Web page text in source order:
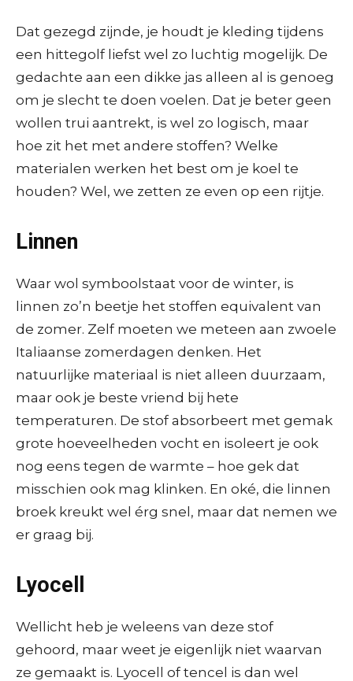
Dat gezegd zijnde, je houdt je kleding tijdens
een hittegolf liefst wel zo luchtig mogelijk. De
gedachte aan een dikke jas alleen al is genoeg
om je slecht te doen voelen. Dat je beter geen
wollen trui aantrekt, is wel zo logisch, maar
hoe zit het met andere stoffen? Welke
materialen werken het best om je koel te
houden? Wel, we zetten ze even op een rijtje.
Linnen
Waar wol symboolstaat voor de winter, is
linnen zo’n beetje het stoffen equivalent van
de zomer. Zelf moeten we meteen aan zwoele
Italiaanse zomerdagen denken. Het
natuurlijke materiaal is niet alleen duurzaam,
maar ook je beste vriend bij hete
temperaturen. De stof absorbeert met gemak
grote hoeveelheden vocht en isoleert je ook
nog eens tegen de warmte – hoe gek dat
misschien ook mag klinken. En oké, die linnen
broek kreukt wel érg snel, maar dat nemen we
er graag bij.
Lyocell
Wellicht heb je weleens van deze stof
gehoord, maar weet je eigenlijk niet waarvan
ze gemaakt is. Lyocell of tencel is dan wel